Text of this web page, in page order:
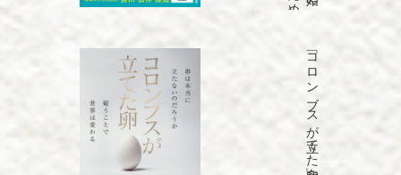
「コロンブスが立てた卵」を発売